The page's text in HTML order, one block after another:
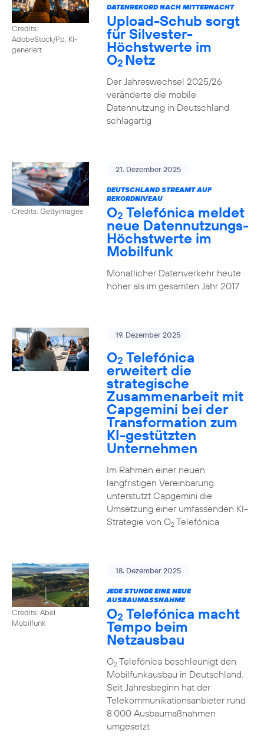
Credits:
AdobeStock/Pp, KI-
generiert
DATENREKORD NACH MITTERNACHT
Upload-Schub sorgt
für Silvester-
Höchstwerte im
O2 Netz
Der Jahreswechsel 2025/26
veränderte die mobile
Datennutzung in Deutschland
schlagartig
Credits: Gettyimages
21. Dezember 2025
DEUTSCHLAND STREAMT AUF
REKORDNIVEAU
O2 Telefónica meldet
neue Datennutzungs-
Höchstwerte im
Mobilfunk
Monatlicher Datenverkehr heute
höher als im gesamten Jahr 2017
19. Dezember 2025
O2 Telefónica
erweitert die
strategische
Zusammenarbeit mit
Capgemini bei der
Transformation zum
KI-gestützten
Unternehmen
Im Rahmen einer neuen
langfristigen Vereinbarung
unterstützt Capgemini die
Umsetzung einer umfassenden KI-
Strategie von O2Telefónica
Credits: Abel
Mobilfunk
18. Dezember 2025
JEDE STUNDE EINE NEUE
AUSBAUMASSNAHME
O2 Telefónica macht
Tempo beim
Netzausbau
O2Telefónica beschleunigt den
Mobilfunkausbau in Deutschland.
Seit Jahresbeginn hat der
Telekommunikationsanbieter rund
8.000 Ausbaumaßnahmen
umgesetzt